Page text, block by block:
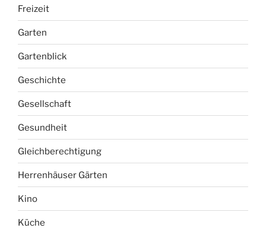
Freizeit
Garten
Gartenblick
Geschichte
Gesellschaft
Gesundheit
Gleichberechtigung
Herrenhäuser Gärten
Kino
Küche